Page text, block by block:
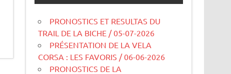
PRONOSTICS ET RESULTAS DU
TRAIL DE LA BICHE / 05-07-2026
PRÉSENTATION DE LA VELA
CORSA : LES FAVORIS / 06-06-2026
PRONOSTICS DE LA